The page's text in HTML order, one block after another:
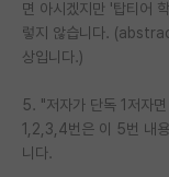
면 아시겠지만 '탑티어
렇지 않습니다.
상입니다.)
5. "저자가 단독 1저자
1,2,3,4번은 이 5번 내
니다.